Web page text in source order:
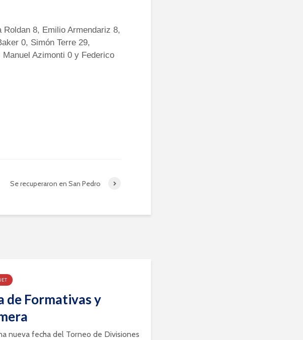
8, Emilio Armendariz 8,
0, Simón Terre 29,
Azimonti 0 y Federico
Se recuperaron en San Pedro
de Formativas y
nueva fecha del Torneo de Divisiones